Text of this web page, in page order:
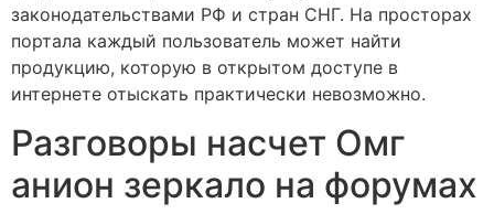
законодательствами РФ и стран СНГ. На просторах
портала каждый пользователь может найти
продукцию, которую в открытом доступе в
интернете отыскать практически невозможно.
Разговоры насчет Омг
анион зеркало на форумах